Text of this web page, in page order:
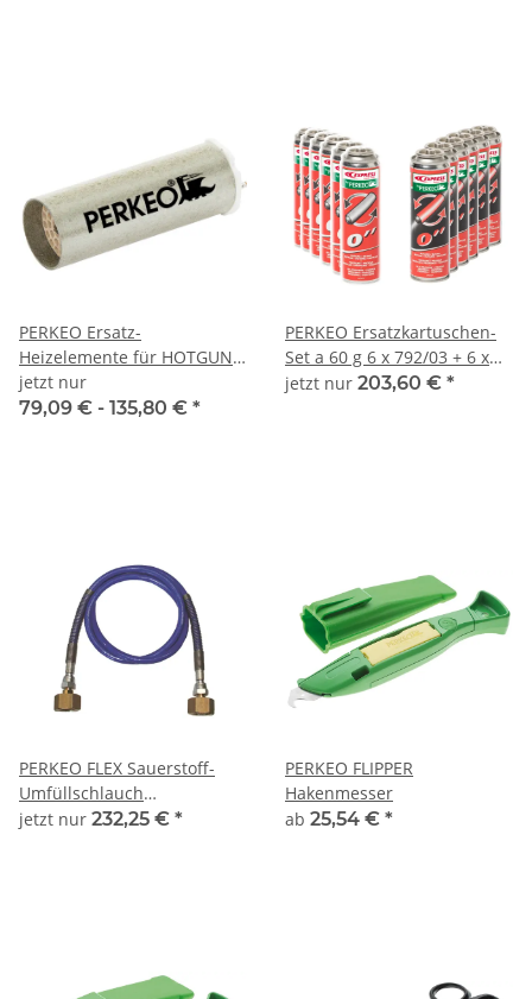
PERKEO Ersatz-
Heizelemente für HOTGUN
Modelle
jetzt nur
79,09 € - 135,80 € *
PERKEO Ersatzkartuschen-
Set a 60 g 6 x 792/03 + 6 x
792/03/2015 - 792/03/SET
jetzt nur 203,60 € *
PERKEO FLEX Sauerstoff-
Umfüllschlauch
200bar,1000mm,G3/4"RH AG
jetzt nur 232,25 € *
PERKEO FLIPPER
Hakenmesser
ab 25,54 € *